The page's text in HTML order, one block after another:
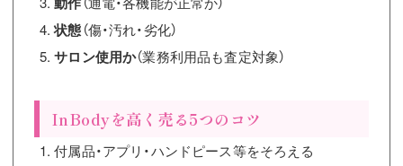
状態（傷・汚れ・劣化）
サロン使用か（業務利用品も査定対象）
InBodyを高く売る5つのコツ
付属品・アプリ・ハンドピース等をそろえる